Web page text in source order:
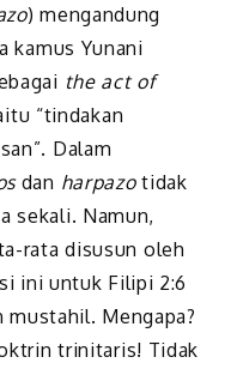
) mengandung
kamus Yunani
the act of
“tindakan
Dalam
dan harpazotidak
sekali. Namun,
rata disusun oleh
ini untuk Filipi 2:6
Mengapa?
trinitaris! Tidak